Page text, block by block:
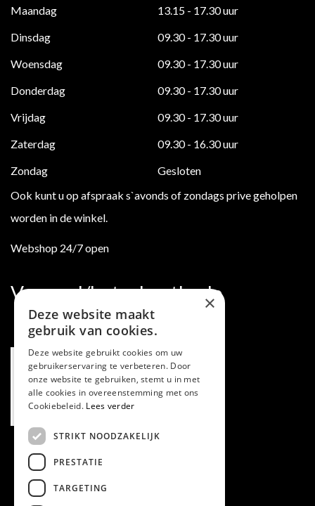
Maandag
13.15 - 17.30 uur
Dinsdag
09.30 - 17.30 uur
Woensdag
09.30 - 17.30 uur
Donderdag
09.30 - 17.30 uur
Vrijdag
09.30 - 17.30 uur
Zaterdag
09.30 - 16.30 uur
Zondag
Gesloten
Ook kunt u op afspraak s`avonds of zondags prive geholpen
worden in de winkel.
Webshop 24/7 open
Verzend/betaalmethode
×
Deze website maakt
gebruik van cookies.
Deze website gebruikt cookies om uw
gebruikerservaring te verbeteren. Door
onze website te gebruiken, stemt u in met
alle cookies in overeenstemming met ons
Cookiebeleid. Lees verder
STRIKT NOODZAKELIJK
PRESTATIE
TARGETING